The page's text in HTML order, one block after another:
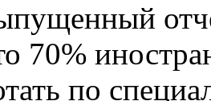
70%
по